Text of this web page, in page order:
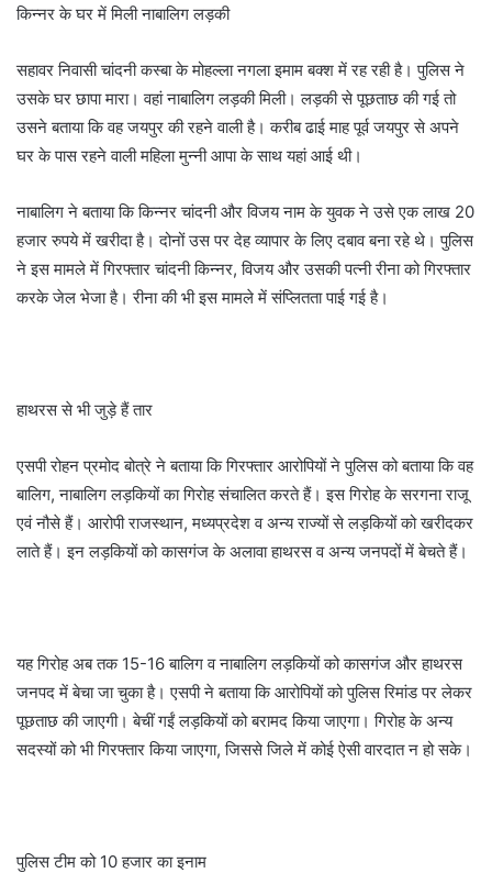
किन्नर के घर में मिली नाबालिग लड़की
सहावर निवासी चांदनी कस्बा के मोहल्ला नगला इमाम बक्श में रह रही है। पुलिस ने
उसके घर छापा मारा। वहां नाबालिग लड़की मिली। लड़की से पूछताछ की गई तो
उसने बताया कि वह जयपुर की रहने वाली है। करीब ढाई माह पूर्व जयपुर से अपने
घर के पास रहने वाली महिला मुन्नी आपा के साथ यहां आई थी।
नाबालिग ने बताया कि किन्नर चांदनी और विजय नाम के युवक ने उसे एक लाख 20
हजार रुपये में खरीदा है। दोनों उस पर देह व्यापार के लिए दबाव बना रहे थे। पुलिस
ने इस मामले में गिरफ्तार चांदनी किन्नर, विजय और उसकी पत्नी रीना को गिरफ्तार
करके जेल भेजा है। रीना की भी इस मामले में संप्लितता पाई गई है।
हाथरस से भी जुड़े हैं तार
एसपी रोहन प्रमोद बोत्रे ने बताया कि गिरफ्तार आरोपियों ने पुलिस को बताया कि वह
बालिग, नाबालिग लड़कियों का गिरोह संचालित करते हैं। इस गिरोह के सरगना राजू
एवं नौसे हैं। आरोपी राजस्थान, मध्यप्रदेश व अन्य राज्यों से लड़कियों को खरीदकर
लाते हैं। इन लड़कियों को कासगंज के अलावा हाथरस व अन्य जनपदों में बेचते हैं।
यह गिरोह अब तक 15-16 बालिग व नाबालिग लड़कियों को कासगंज और हाथरस
जनपद में बेचा जा चुका है। एसपी ने बताया कि आरोपियों को पुलिस रिमांड पर लेकर
पूछताछ की जाएगी। बेचीं गईं लड़कियों को बरामद किया जाएगा। गिरोह के अन्य
सदस्यों को भी गिरफ्तार किया जाएगा, जिससे जिले में कोई ऐसी वारदात न हो सके।
पुलिस टीम को 10 हजार का इनाम